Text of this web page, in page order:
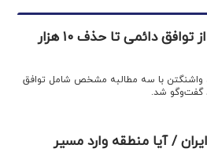
افشای خواسته های آمریکا از ایران در مذاکرات ژنو؛ از توافق دائمی تا حذف ۱۰ هزار
واشنگتن با سه مطالبه مشخص شامل توافق
گفت‌وگو شد.
/ آیا منطقه وارد مسیر